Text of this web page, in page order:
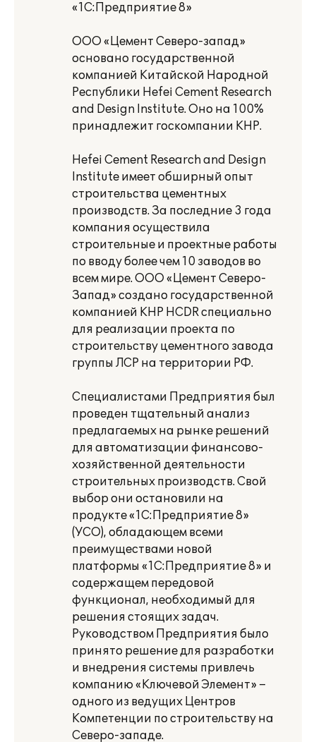
«1С:Предприятие 8»
ООО «Цемент Северо-запад»
основано государственной
компанией Китайской Народной
Республики Hefei Cement Research
and Design Institute. Оно на 100%
принадлежит госкомпании КНР.
Hefei Cement Research and Design
Institute имеет обширный опыт
строительства цементных
производств. За последние 3 года
компания осуществила
строительные и проектные работы
по вводу более чем 10 заводов во
всем мире. ООО «Цемент Северо-
Запад» создано государственной
компанией КНР HCDR специально
для реализации проекта по
строительству цементного завода
группы ЛСР на территории РФ.
Специалистами Предприятия был
проведен тщательный анализ
предлагаемых на рынке решений
для автоматизации финансово-
хозяйственной деятельности
строительных производств. Свой
выбор они остановили на
продукте «1С:Предприятие 8»
(УСО), обладающем всеми
преимуществами новой
платформы «1С:Предприятие 8» и
содержащем передовой
функционал, необходимый для
решения стоящих задач.
Руководством Предприятия было
принято решение для разработки
и внедрения системы привлечь
компанию «Ключевой Элемент» –
одного из ведущих Центров
Компетенции по строительству на
Северо-западе.